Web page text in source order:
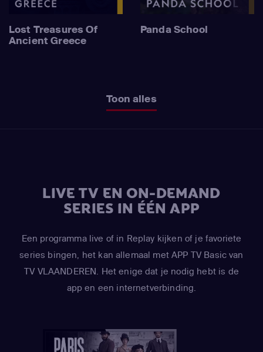
Lost Treasures Of
Ancient Greece
Panda School
Toon alles
LIVE TV EN ON-DEMAND
SERIES IN ÉÉN APP
Een programma live of in Replay kijken of je favoriete
series bingen, het kan allemaal met APP TV Basic van
TV VLAANDEREN. Het enige dat je nodig hebt is de
app en een internetverbinding.